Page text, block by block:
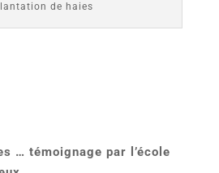
de haies
… témoignage par l’école